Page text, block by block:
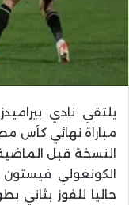
يلتقي نادي
مباراة نهائي كأس
النسخة قبل
الكونغولي فيستون
حاليا للفوز